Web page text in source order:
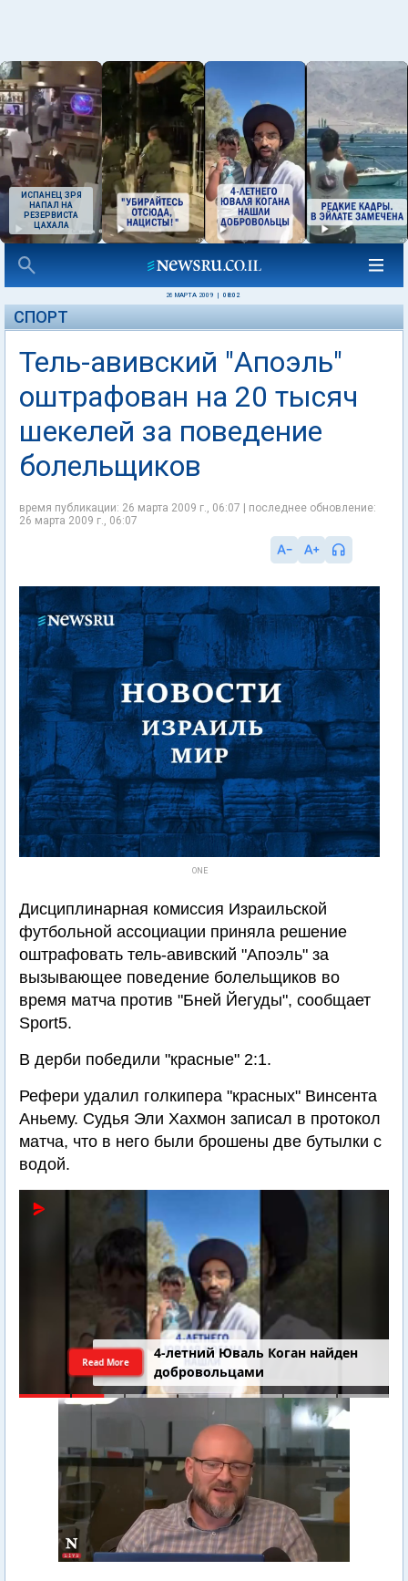
ИСПАНЕЦ ЗРЯ
НАПАЛ НА
РЕЗЕРВИСТА
ЦАХАЛА
26 МАРТА 2009 08:02
СПОРТ
Тель-авивский "Апоэль"
оштрафован на 20 тысяч
шекелей за поведение
болельщиков
время публикации: 26 марта 2009 г., 06:07 | последнее обновление:
26 марта 2009 г., 06:07
ONE
Дисциплинарная комиссия Израильской
футбольной ассоциации приняла решение
оштрафовать тель-авивский "Апоэль" за
вызывающее поведение болельщиков во
время матча против "Бней Йегуды", сообщает
Sport5.
В дерби победили "красные" 2:1.
Рефери удалил голкипера "красных" Винсента
Аньему. Судья Эли Хахмон записал в протокол
матча, что в него были брошены две бутылки с
водой.
4-летний Юваль Коган найден
добровольцами
Read More